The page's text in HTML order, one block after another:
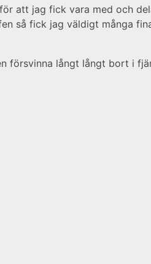
att jag fick vara med och
så fick jag väldigt många
försvinna långt långt bort i